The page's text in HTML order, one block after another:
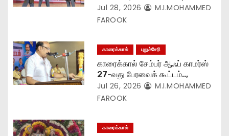
Jul 28, 2026
M.I.MOHAMMED
FAROOK
காரைக்கால் புதுச்சேரி
காரைக்கால் சேம்பர் ஆஃப் காமர்ஸ்
27-வது பேரவைக் கூட்டம்..,
Jul 26, 2026
M.I.MOHAMMED
FAROOK
காரைக்கால்